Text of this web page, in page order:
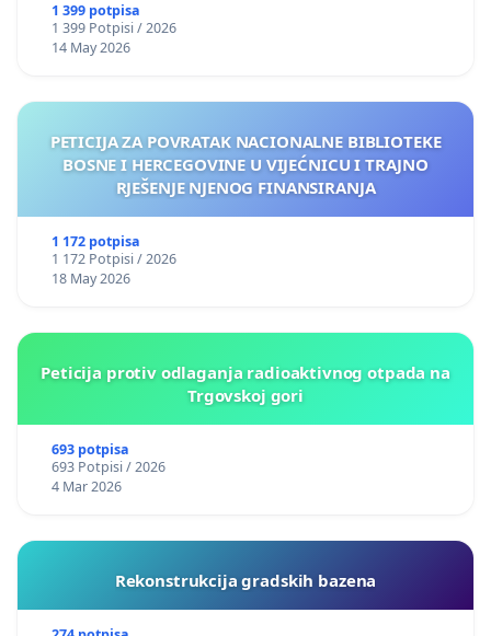
1 399 potpisa
1 399 Potpisi / 2026
14 May 2026
PETICIJA ZA POVRATAK NACIONALNE BIBLIOTEKE
BOSNE I HERCEGOVINE U VIJEĆNICU I TRAJNO
RJEŠENJE NJENOG FINANSIRANJA
1 172 potpisa
1 172 Potpisi / 2026
18 May 2026
Peticija protiv odlaganja radioaktivnog otpada na
Trgovskoj gori
693 potpisa
693 Potpisi / 2026
4 Mar 2026
Rekonstrukcija gradskih bazena